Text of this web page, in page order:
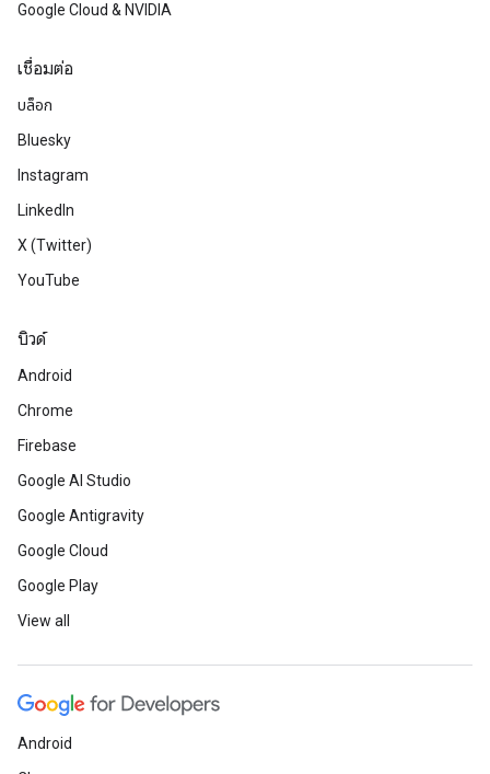
Google Cloud & NVIDIA
เชื่อมต่อ
บล็อก
Bluesky
Instagram
LinkedIn
X (Twitter)
YouTube
บิวด์
Android
Chrome
Firebase
Google AI Studio
Google Antigravity
Google Cloud
Google Play
View all
Android